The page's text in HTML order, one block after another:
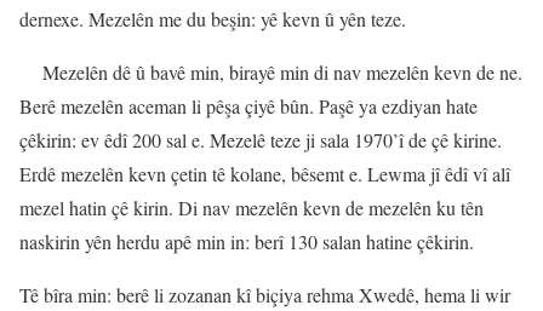
dernexe. Mezelên me du beşin: yê kevn û yên teze.
Mezelên dê û bavê min, birayê min di nav mezelên kevn de ne.
Berê mezelên aceman li pêşa çiyê bûn. Paşê ya ezdiyan hate
çêkirin: ev êdî 200 sal e. Mezelê teze ji sala 1970’î de çê kirine.
Erdê mezelên kevn çetin tê kolane, bêsemt e. Lewma jî êdî vî alî
mezel hatin çê kirin. Di nav mezelên kevn de mezelên ku tên
naskirin yên herdu apê min in: berî 130 salan hatine çêkirin.
Tê bîra min: berê li zozanan kî biçiya rehma Xwedê, hema li wir